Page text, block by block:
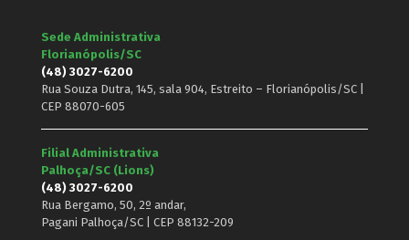
Sede Administrativa
Florianópolis/SC
(48) 3027-6200
Rua Souza Dutra, 145, sala 904, Estreito – Florianópolis/SC |
CEP 88070-605
Filial Administrativa
Palhoça/SC (Lions)
(48) 3027-6200
Rua Bergamo, 50, 2º andar,
Pagani Palhoça/SC | CEP 88132-209